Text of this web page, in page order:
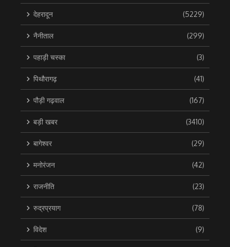
देहरादून (5229)
नैनीताल (299)
पहाड़ी चस्का (3)
पिथौरागढ़ (41)
पौड़ी गढ़वाल (167)
बड़ी खबर (3410)
बागेश्वर (29)
मनोरंजन (42)
राजनीति (23)
रुद्रप्रयाग (78)
विदेश (9)